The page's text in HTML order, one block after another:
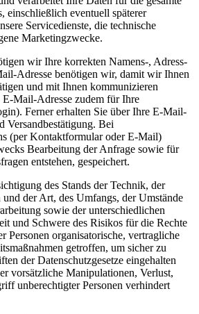
eventuell späterer
Servicedienste, die technische
Marketingzwecke.
wir Ihre korrekten Namens-, Adress-
Adresse benötigen wir, damit wir Ihnen
und mit Ihnen kommunizieren
Mail-Adresse zudem für Ihre
Ferner erhalten Sie über Ihre E-Mail-
Versandbestätigung. Bei
(per Kontaktformular oder E-Mail)
Bearbeitung der Anfrage sowie für
entstehen, gespeichert.
des Stands der Technik, der
der Art, des Umfangs, der Umstände
sowie der unterschiedlichen
und Schwere des Risikos für die Rechte
Personen organisatorische, vertragliche
getroffen, um sicher zu
der Datenschutzgesetze eingehalten
vorsätzliche Manipulationen, Verlust,
unberechtigter Personen verhindert